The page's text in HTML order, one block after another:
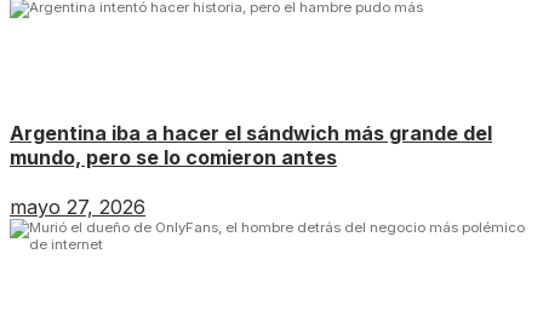
Argentina iba a hacer el sándwich más grande del
mundo, pero se lo comieron antes
mayo 27, 2026